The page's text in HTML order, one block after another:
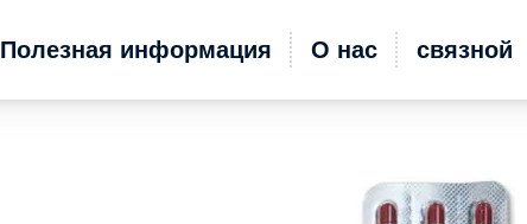
Полезная информация О нас связной